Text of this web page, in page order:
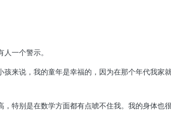
一个警示。
来说，我的童年是幸福的，因为在那个年代我家
特别是在数学方面都有点唬不住我。我的身体也